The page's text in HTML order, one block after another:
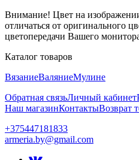
Внимание! Цвет на
отличаться от оригинального
цветопередачи Вашего
Каталог товаров
ВязаниеВаляниеМулине
Обратная связьЛичный кабинет
Наш магазинКонтактыВозврат
+375447181833
armeria.by@gmail.com